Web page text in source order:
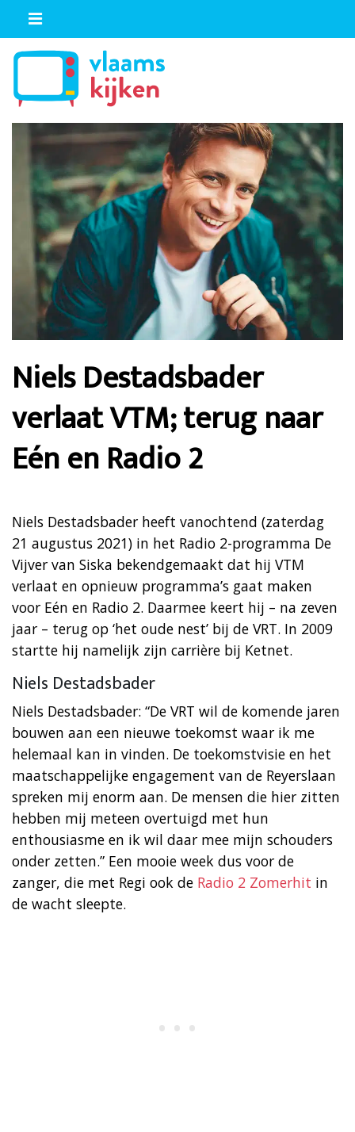
Niels Destadsbader
verlaat VTM; terug naar
Eén en Radio 2
Niels Destadsbader heeft vanochtend (zaterdag
21 augustus 2021) in het Radio 2-programma De
Vijver van Siska bekendgemaakt dat hij VTM
verlaat en opnieuw programma’s gaat maken
voor Eén en Radio 2. Daarmee keert hij – na zeven
jaar – terug op ‘het oude nest’ bij de VRT. In 2009
startte hij namelijk zijn carrière bij Ketnet.
Niels Destadsbader
Niels Destadsbader: “De VRT wil de komende jaren
bouwen aan een nieuwe toekomst waar ik me
helemaal kan in vinden. De toekomstvisie en het
maatschappelijke engagement van de Reyerslaan
spreken mij enorm aan. De mensen die hier zitten
hebben mij meteen overtuigd met hun
enthousiasme en ik wil daar mee mijn schouders
onder zetten.” Een mooie week dus voor de
zanger, die met Regi ook de Radio 2 Zomerhit in
de wacht sleepte.